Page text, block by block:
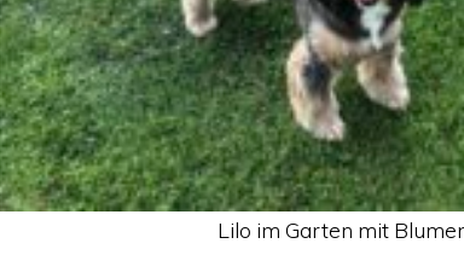
Lilo im Garten mit